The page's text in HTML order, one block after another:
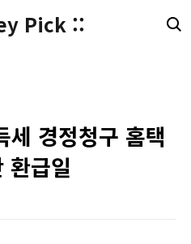
Pick ::
세 경정청구 홈택
환급일